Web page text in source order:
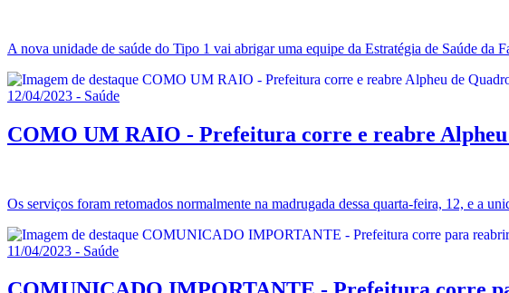
A nova unidade de saúde do Tipo 1 vai abrigar uma equipe da Estratégia de Saúde da
12/04/2023 - Saúde
COMO UM RAIO - Prefeitura corre e reabre Alpheu
Os serviços foram retomados normalmente na madrugada dessa quarta-feira, 12, e a
11/04/2023 - Saúde